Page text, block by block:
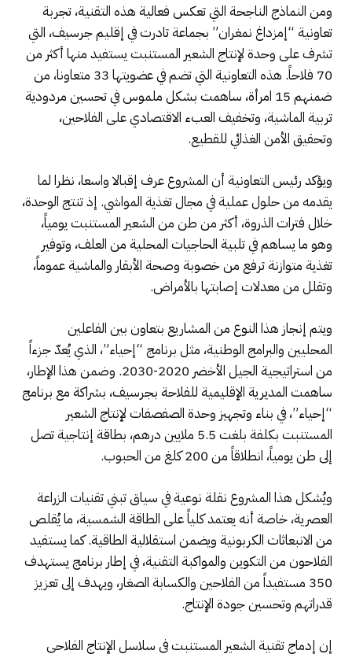
ومن النماذج الناجحة التي تعكس فعالية هذه التقنية، تجربة
تعاونية “إمزداغ نمغران” بجماعة تادرت في إقليم جرسيف، التي
تشرف على وحدة لإنتاج الشعير المستنبت يستفيد منها أكثر من
70 فلاحاً. هذه التعاونية التي تضم في عضويتها 33 متعاونا، من
ضمنهم 15 امرأة، ساهمت بشكل ملموس في تحسين مردودية
تربية الماشية، وتخفيف العبء الاقتصادي على الفلاحين،
وتحقيق الأمن الغذائي للقطيع.
ويؤكد رئيس التعاونية أن المشروع عرف إقبالا واسعا، نظرا لما
يقدمه من حلول عملية في مجال تغذية المواشي. إذ تنتج الوحدة،
خلال فترات الذروة، أكثر من طن من الشعير المستنبت يومياً،
وهو ما يساهم في تلبية الحاجيات المحلية من العلف، وتوفير
تغذية متوازنة ترفع من خصوبة وصحة الأبقار والماشية عموماً،
وتقلل من معدلات إصابتها بالأمراض.
ويتم إنجاز هذا النوع من المشاريع بتعاون بين الفاعلين
المحليين والبرامج الوطنية، مثل برنامج “إحياء”، الذي يُعدّ جزءاً
من استراتيجية الجيل الأخضر 2020-2030. وضمن هذا الإطار،
ساهمت المديرية الإقليمية للفلاحة بجرسيف، بشراكة مع برنامج
“إحياء”، في بناء وتجهيز وحدة الصفصفات لإنتاج الشعير
المستنبت بكلفة بلغت 5.5 ملايين درهم، بطاقة إنتاجية تصل
إلى طن يومياً، انطلاقاً من 200 كلغ من الحبوب.
ويُشكل هذا المشروع نقلة نوعية في سياق تبني تقنيات الزراعة
العصرية، خاصة أنه يعتمد كلياً على الطاقة الشمسية، ما يُقلص
من الانبعاثات الكربونية ويضمن استقلالية الطاقية. كما يستفيد
الفلاحون من التكوين والمواكبة التقنية، في إطار برنامج يستهدف
350 مستفيداً من الفلاحين والكسابة الصغار، ويهدف إلى تعزيز
قدراتهم وتحسين جودة الإنتاج.
إن إدماج تقنية الشعير المستنبت في سلاسل الإنتاج الفلاحي